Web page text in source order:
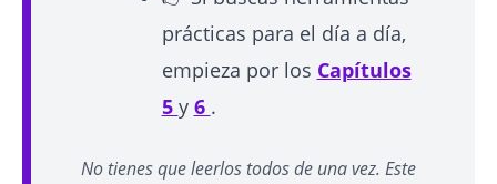
prácticas para el día a día,
empieza por los Capítulos
5 y 6 .
No tienes que leerlos todos de una vez. Este